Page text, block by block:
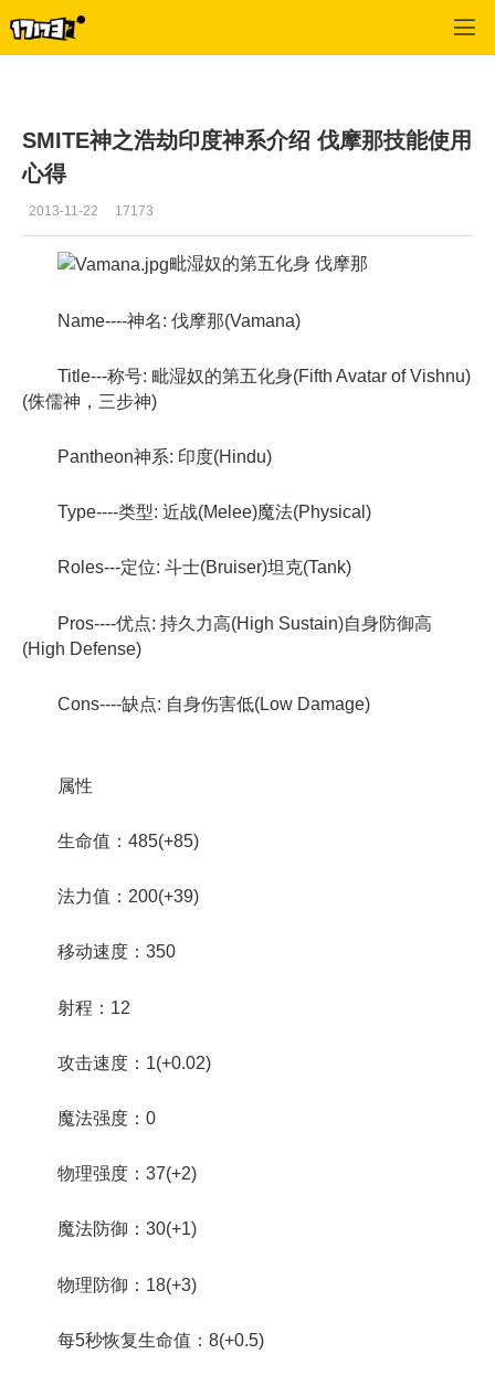
SMITE神之浩劫印度神系介绍 伐摩那技能使用
心得
2013-11-22 17173
毗湿奴的第五化身 伐摩那
Name----神名: 伐摩那(Vamana)
Title---称号: 毗湿奴的第五化身(Fifth Avatar of Vishnu)
(侏儒神，三步神)
Pantheon神系: 印度(Hindu)
Type----类型: 近战(Melee)魔法(Physical)
Roles---定位: 斗士(Bruiser)坦克(Tank)
Pros----优点: 持久力高(High Sustain)自身防御高
(High Defense)
Cons----缺点: 自身伤害低(Low Damage)
属性
生命值：485(+85)
法力值：200(+39)
移动速度：350
射程：12
攻击速度：1(+0.02)
魔法强度：0
物理强度：37(+2)
魔法防御：30(+1)
物理防御：18(+3)
每5秒恢复生命值：8(+0.5)